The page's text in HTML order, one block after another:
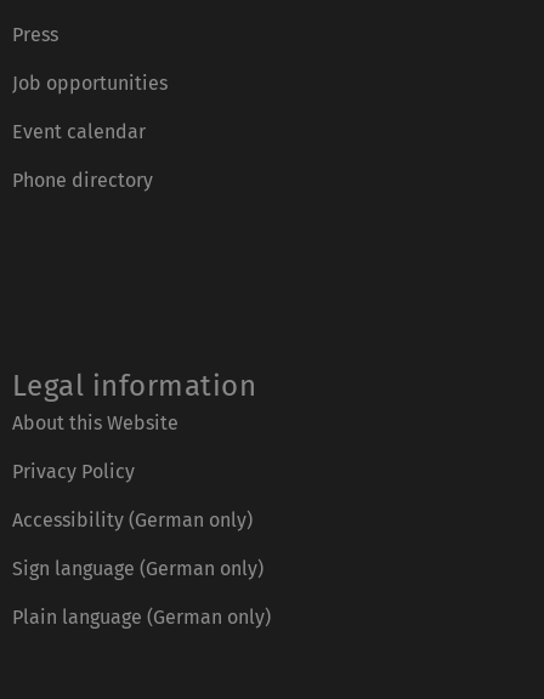
Press
Job opportunities
Event calendar
Phone directory
Legal information
About this Website
Privacy Policy
Accessibility (German only)
Sign language (German only)
Plain language (German only)